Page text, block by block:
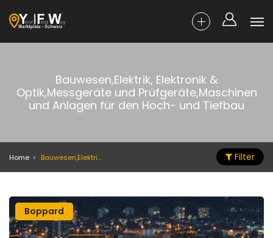
Bauwesen,Elektrik, Elektronik &
Optik,Messgeräte und Prüfgeräte,Maschinen
und Anlagen für den Hoch- und Tiefbau
Home Bauwesen,Elektrik, Elektronik & Optik,Messgeräte und Prüfgeräte,Maschinen und Anlagen für den Hoch- und Tiefbau Filter
Boppard